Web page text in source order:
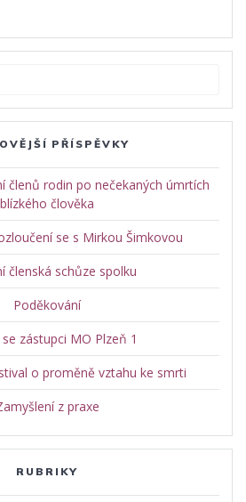
PŘÍSPĚVKY
členů rodin po nečekaných úmrtích
blízkého člověka
se s Mirkou Šimkovou
členská schůze spolku
Poděkování
zástupci MO Plzeň 1
o proměně vztahu ke smrti
z praxe
RUBRIKY